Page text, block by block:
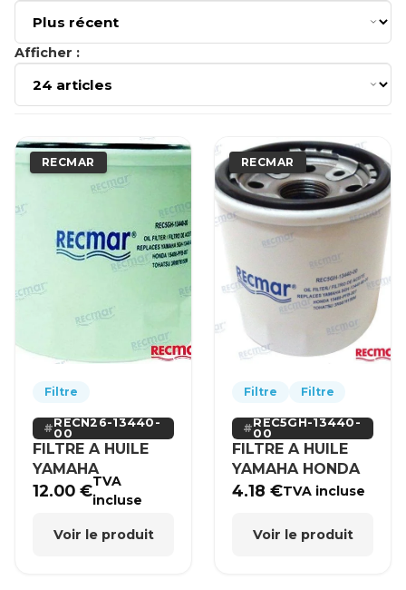
Afficher :
RECMAR
Filtre
RECN26-13440-
00
FILTRE A HUILE
YAMAHA
12.00€TVA
incluse
Voir le produit
RECMAR
Filtre Filtre
REC5GH-13440-
00
FILTRE A HUILE
YAMAHA HONDA
4.18€TVA incluse
Voir le produit